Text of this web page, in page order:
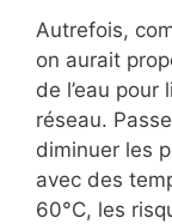
Autrefois,
on aurait
de l’eau
réseau.
diminuer les
avec des
60°C, les